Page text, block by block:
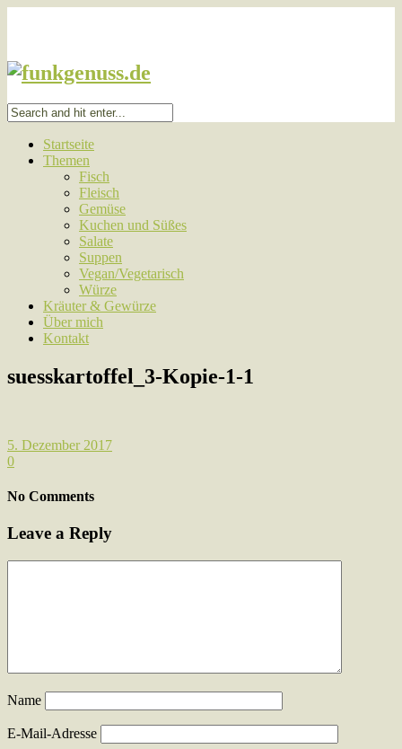
Startseite
Themen
Fisch
Fleisch
Gemüse
Kuchen und Süßes
Salate
Suppen
Vegan/Vegetarisch
Würze
Kräuter & Gewürze
Über mich
Kontakt
suesskartoffel_3-Kopie-1-1
5. Dezember 2017
0
No Comments
Leave a Reply
Name
E-Mail-Adresse